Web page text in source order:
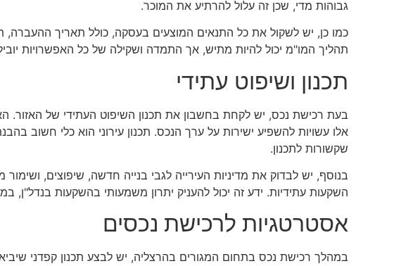
גבוהות מדי, שכן זה עלול להרתיע את המוכר.
כמו כן, יש לשקול את כל התנאים המוצעים בעסקה, כולל תאריך ההעברה,
תהליך המו"מ יכול להיות מתיש, אך התמדה ושקילה של כל האפשרויות
תכנון ושיפוט עתידי
בעת רכישת נכס, יש לקחת בחשבון את תכנון השיפוט העתידי של האזור.
אלו עשויות להשפיע ישירות על ערך הנכס. תכנון עירוני הוא כלי חשוב
שקשורות לתכנון.
בנוסף, יש לבדוק את מדיניות העירייה לגבי בנייה חדשה, שיפוצים,
השקעות עתידיות. ידע זה יכול להעניק יתרון משמעותי בהשקעות בנדל"ן,
אסטרטגיות לרכישת נכסים
במהלך רכישת נכס בתחום המגורים בהרצליה, יש לבצע תכנון קפדני